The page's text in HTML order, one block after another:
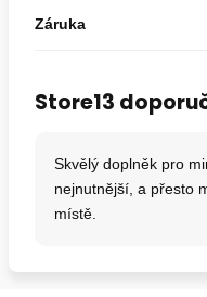
Záruka
Store13
Skvělý doplněk pro
nejnutnější, a přesto
místě.